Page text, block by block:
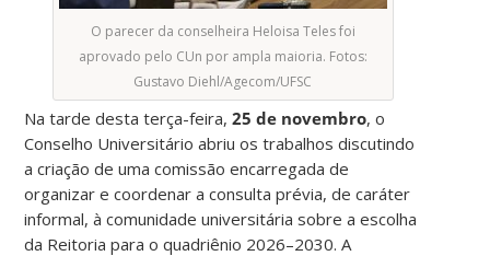
O parecer da conselheira Heloisa Teles foi
aprovado pelo CUn por ampla maioria. Fotos:
Gustavo Diehl/Agecom/UFSC
Na tarde desta terça-feira,25 de novembro, o
Conselho Universitário abriu os trabalhos discutindo
a criação de uma comissão encarregada de
organizar e coordenar a consulta prévia, de caráter
informal, à comunidade universitária sobre a escolha
da Reitoria para o quadriênio 2026–2030. A